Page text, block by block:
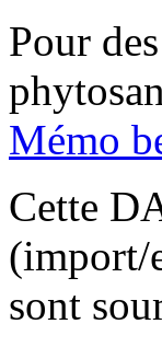
Pour
Mémo
Cette
(import/
sont